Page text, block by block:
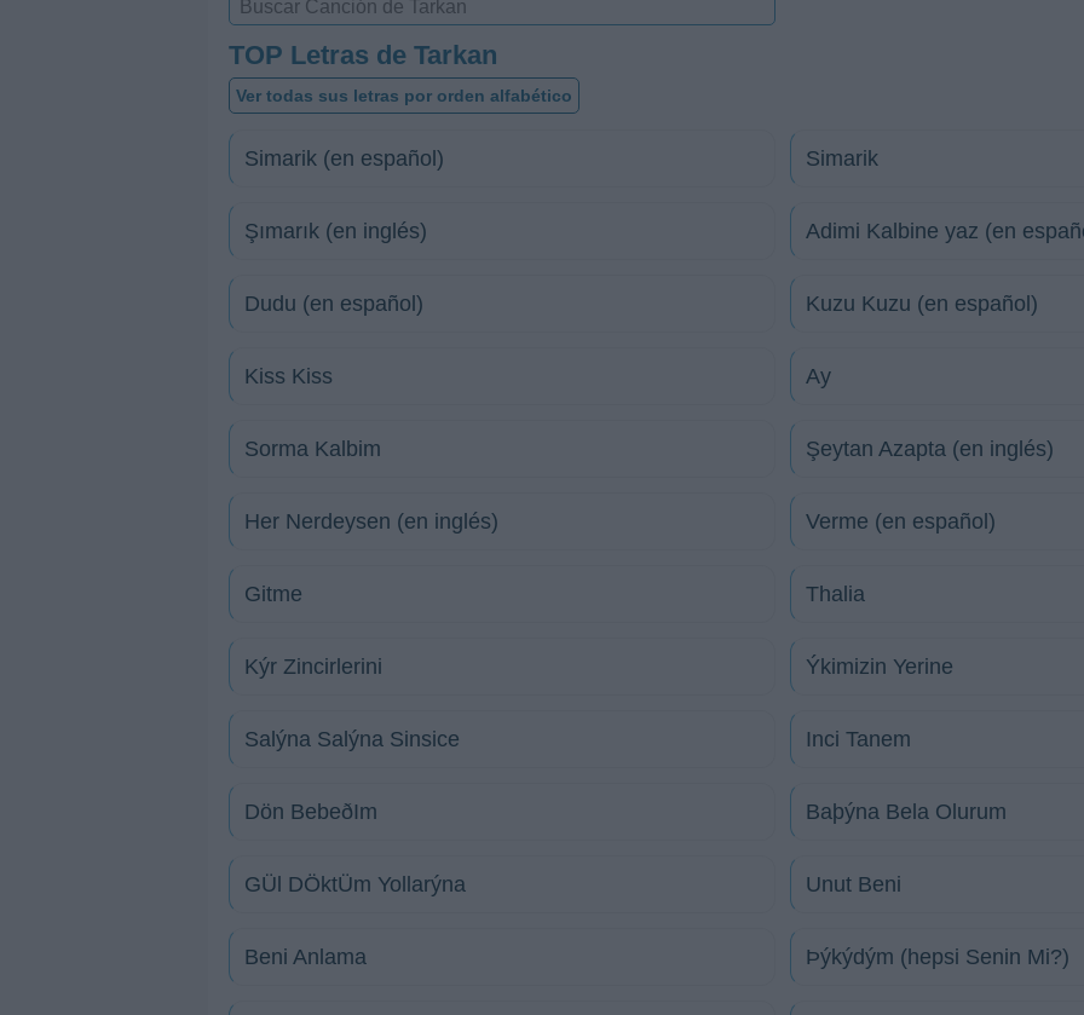
TOP Letras de Tarkan
Ver todas sus letras por orden alfabético
Simarik (en español) Simarik
Şımarık (en inglés) Adimi Kalbine yaz (en
Dudu (en español) Kuzu Kuzu (en español)
Kiss Kiss Ay
Sorma Kalbim Şeytan Azapta (en inglés)
Her Nerdeysen (en inglés) Verme (en español)
Gitme Thalia
Kýr Zincirlerini Ýkimizin Yerine
Salýna Salýna Sinsice Inci Tanem
Dön BebeðIm Baþýna Bela Olurum
GÜl DÖktÜm Yollarýna Unut Beni
Beni Anlama Þýkýdým (hepsi Senin Mi?)